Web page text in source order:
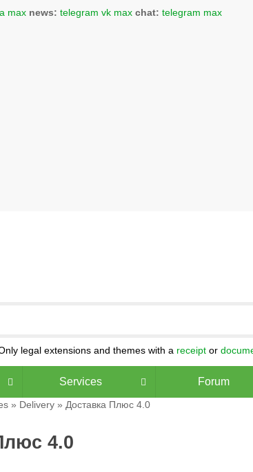
max news: telegram vk max chat: telegram max
legal extensions and themes with a receipt or
Services Forum
» Delivery» Доставка Плюс 4.0
4.0